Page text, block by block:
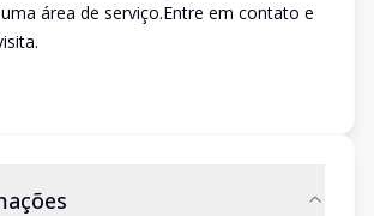
área de serviço.Entre em contato e